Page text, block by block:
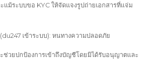
ม้ระบบขอ KYC ให้จัดแจงรูปถ่ายเอกสารที่แจ่ม
เข้าระบบ): หนทางความปลอดภัย
ช่วยปกป้องการเข้าถึงบัญชีโดยมิได้รับอนุญาตและ